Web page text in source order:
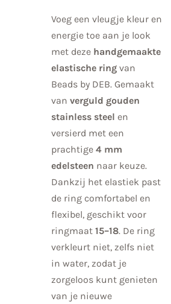
Voeg een vleugje kleur en
energie toe aan je look
met deze handgemaakte
elastische ring van
Beads by DEB. Gemaakt
van verguld gouden
stainless steel en
versierd met een
prachtige 4 mm
edelsteen naar keuze.
Dankzij het elastiek past
de ring comfortabel en
flexibel, geschikt voor
ringmaat 15–18. De ring
verkleurt niet, zelfs niet
in water, zodat je
zorgeloos kunt genieten
van je nieuwe